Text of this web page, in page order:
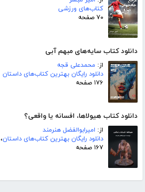
کتاب‌های ورزشی
۷۰ صفحه
دانلود کتاب سایه‌های مبهم آبی
از: محمدعلی قجه
دانلود رایگان بهترین کتاب‌های داستان
۱۷۶ صفحه
دانلود کتاب هیولاها، افسانه یا واقعی؟
از: امیرابوالفضل هنرمند
دانلود رایگان بهترین کتاب‌های داستان،
۱۶۷ صفحه